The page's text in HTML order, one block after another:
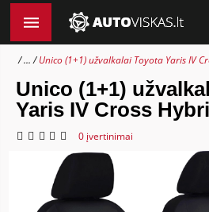
... Unico (1+1) užvalkalai Toyota Yaris IV
Unico (1+1)
Yaris IV Cross
0 įvertinimai